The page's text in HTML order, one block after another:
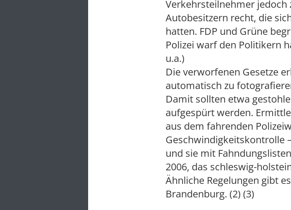
Verkehrsteilnehmer jedoch
Autobesitzern recht, die
hatten. FDP und Grüne
Polizei warf den Politikern
u.a.)
Die verworfenen Gesetze
automatisch zu
Damit sollten etwa
aufgespürt werden.
aus dem fahrenden
Geschwindigkeitskontrolle
und sie mit
2006, das schleswig-
Ähnliche Regelungen gibt
Brandenburg. (2) (3)